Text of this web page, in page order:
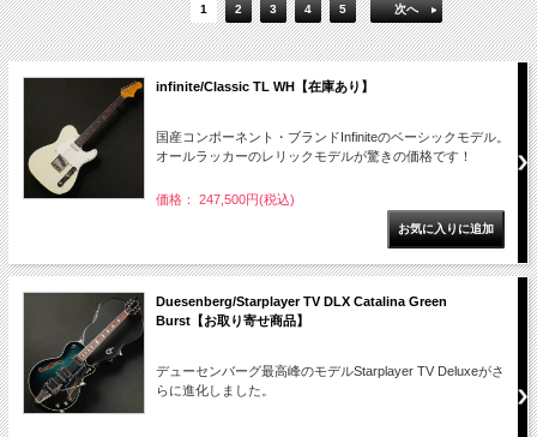
1 2 3 4 5 次へ
infinite/Classic TL WH【在庫あり】
国産コンポーネント・ブランドInfiniteのベーシックモデル。
オールラッカーのレリックモデルが驚きの価格です！
価格： 247,500円(税込)
Duesenberg/Starplayer TV DLX Catalina Green
Burst【お取り寄せ商品】
デューセンバーグ最高峰のモデルStarplayer TV Deluxeがさ
らに進化しました。